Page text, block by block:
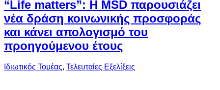
“Life matters”: Η MSD παρουσιάζει
νέα δράση κοινωνικής προσφοράς
και κάνει απολογισμό του
προηγούμενου έτους
Ιδιωτικός Τομέας, Τελευταίες Εξελίξεις